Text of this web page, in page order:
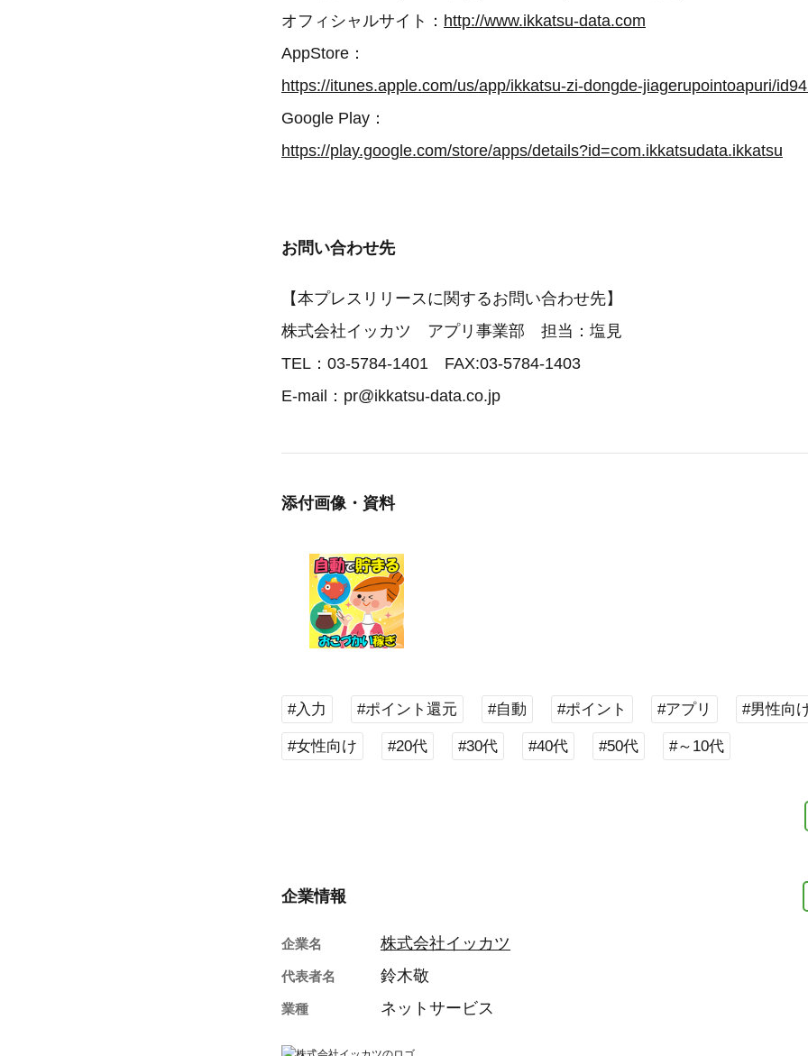
オフィシャルサイト： http://www.ikkatsu-data.com
AppStore：
Google Play：
https://play.google.com/store/apps/details?id=com.ikkatsudata.ikkatsu
お問い合わせ先
【本プレスリリースに関するお問い合わせ先】
株式会社イッカツ アプリ事業部 担当：塩見
TEL：03-5784-1401 FAX:03-5784-1403
E-mail：pr@ikkatsu-data.co.jp
添付画像・資料
#入力 #ポイント還元 #自動 #ポイント #アプリ #男性向
#女性向け #20代 #30代 #40代 #50代 #～10代
企業情報
企業名 株式会社イッカツ
代表者名 鈴木敬
業種 ネットサービス